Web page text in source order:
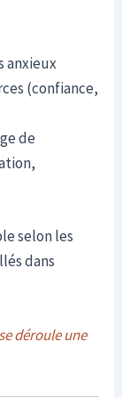
anxieux
(confiance,
de
selon les
dans
déroule une